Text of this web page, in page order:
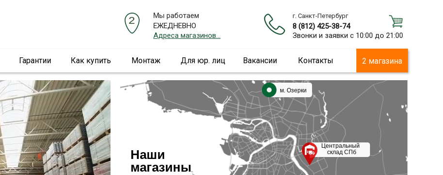
г. Санкт-Петербург
8 (812) 425-38-74
Звонки и заявки с 10:00 до 21:00
Мы работаем
ЕЖЕДНЕВНО
Адреса магазинов...
Гарантии Как купить Монтаж Для юр. лиц Вакансии Контакты 2 магазина
Наши
магазины
м. Озерки
Центральный
склад СПб